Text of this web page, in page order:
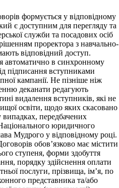
формується у відповідному
є доступним для перегляду та
служби та посадових осіб
рішенням проректора з навчально-
відповідний доступ.
автоматично в синхронному
підписання вступниками
кампанії. Не пізніше ніж
деканати редагують
видалення вступників, які не
освіти, щодо яких скасовано
випадках, передбачених
юридичного
Мудрого у відповідному році.
обов’язково має містити
ступеня, форми здобуття
порядку здійснення оплати
послуги, прізвища, ім’я, по
представника та/або